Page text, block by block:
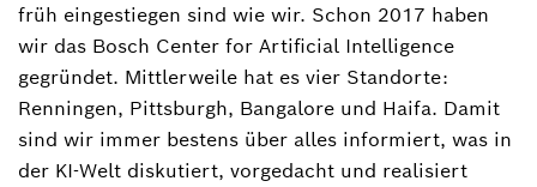
früh eingestiegen sind wie wir. Schon 2017 haben
wir das Bosch Center for Artificial Intelligence
gegründet. Mittlerweile hat es vier Standorte:
Renningen, Pittsburgh, Bangalore und Haifa. Damit
sind wir immer bestens über alles informiert, was in
der KI-Welt diskutiert, vorgedacht und realisiert